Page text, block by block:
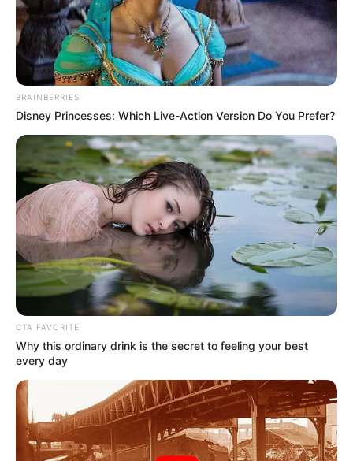
DRONES
Gobernación exige
ataques armados en
Pueblo Rico
ALERTA
Constantes sobrevuelos
de drones ilegales ponen
en alerta a 35 estaciones
de Policía en Antioquia
EJÉRCITO NACIONAL
Ejército incauta más de
media tonelada de cocaína
Santander
ELN
BRAINBERRIES
Disney Princesses: Which Live-Action Version Do You Prefer?
CTA FAVORITE
Why this ordinary drink is the secret to feeling your best
every day